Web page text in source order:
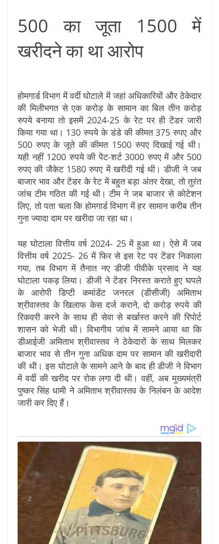
500 का जूता 1500 में
खरीदने का था आरोप
होमगार्ड विभाग में वर्दी घोटाले में जहां अधिकारियों और ठेकेदार
की मिलीभगत से एक करोड़ के सामान का बिल तीन करोड़
रुपये बनाया तो इसमें 2024-25 के रेट पर ही टेंडर जारी
किया गया था। 130 रुपये के डंडे की कीमत 375 रुपए और
500 रुपए के जूते की कीमत 1500 रुपए दिखाई गई थी।
यही नहीं 1200 रुपये की पेंट-शर्ट 3000 रुपए में और 500
रुपए की जैकेट 1580 रुपए में खरीदी गई थी। डीजी ने जब
बाजार भाव और टेंडर के रेट में बहुत बड़ा अंतर देखा, तो तुरंत
जांच टीम गठित की गई थी। टीम ने जब बाजार से कोटेशन
लिए, तो पता चला कि होमगार्ड विभाग में हर सामान करीब तीन
गुना ज्यादा दाम पर खरीदा जा रहा था।
यह घोटाला वित्तीय वर्ष 2024- 25 में हुआ था। ऐसे में जब
वित्तीय वर्ष 2025- 26 में फिर से इस रेट पर टेंडर निकाला
गया, तब विभाग में तैनात नए डीजी पीवीके प्रसाद ने यह
घोटाला पकड़ लिया। डीजी ने टेंडर निरस्त कराते हुए घपले
के आरोपी डिप्टी कमांडेंट जनरल (डीसीजी) अमिताभ
श्रीवास्तव के खिलाफ केस दर्ज कराने, दो करोड़ रुपये की
रिकवरी करने के साथ ही सेवा से बर्खास्त करने की रिपोर्ट
शासन को भेजी थी। विभागीय जांच में सामने आया था कि
डीआईजी अमिताभ श्रीवास्तव ने ठेकेदारों के साथ मिलकर
बाजार भाव से तीन गुना अधिक दाम पर सामान की खरीदारी
की थी। इस घोटाले के सामने आने के बाद ही डीजी ने विभाग
में वर्दी की खरीद पर रोक लगा दी थी। वहीं, अब मुख्यमंत्री
पुष्कर सिंह धामी ने अमिताभ श्रीवास्तव के निलंबन के आदेश
जारी कर दिए हैं।